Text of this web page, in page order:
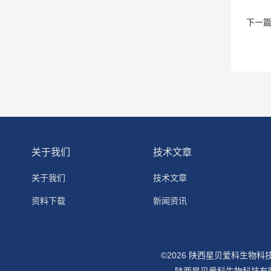
下一
关于我们
关于我们
资料下载
技术文章
技术文章
新闻资讯
©2026 陕西星贝爱科生物科